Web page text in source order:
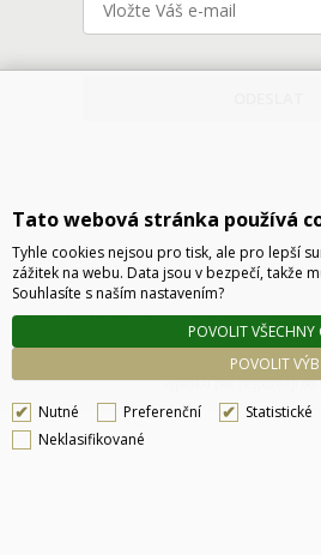
Technické řešení © 2026 CyberSoft s.r.o.
Podle zákona o evidenci tržeb je prodávající povinen
je povinen zaevidovat přijatou tržbu u správce
výpadku pak nejpozději do
Tato webová stránka používá
Tyhle cookies nejsou pro tisk, ale pro lepší
zážitek na webu. Data jsou v bezpečí, takže
Souhlasíte s naším nastavením?
POVOLIT
POVOLIT
Nutné Preferenční Statistické
Neklasifikované